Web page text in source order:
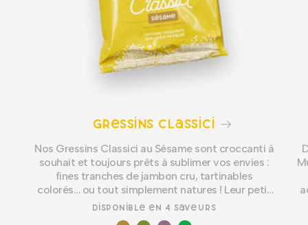
Gressins Classici
Nos Gressins Classici au Sésame sont croccanti à
souhait et toujours prêts à sublimer vos envies :
fines tranches de jambon cru, tartinables
colorés… ou tout simplement natures ! Leur petit
segreto : une recette sans additif et sans huile de
palme pour un max de gusto.
Disponible en 4 saveurs